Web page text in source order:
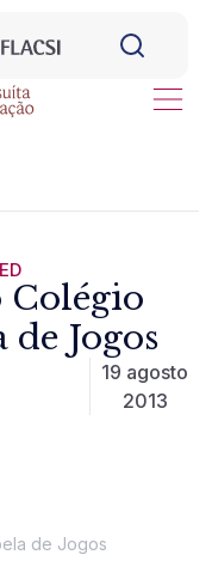
Colégio
Jogos
19 agosto
2013
de Jogos